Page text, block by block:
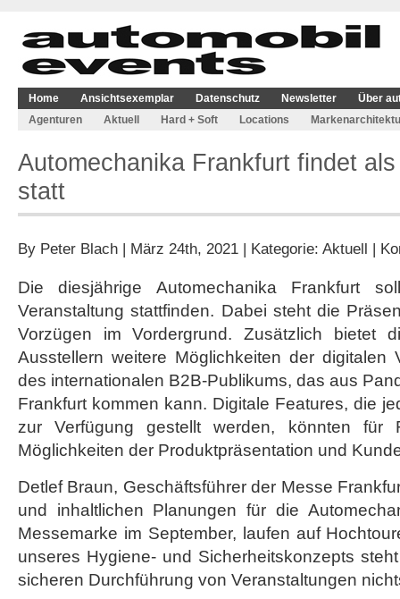
Home Ansichtsexemplar Datenschutz Newsletter
Über
Agenturen
Aktuell Hard + Soft Locations
Automechanika Frankfurt findet
statt
By Peter Blach | März 24th, 2021 | Kategorie: Aktuell |
Die diesjährige Automechanika Frankfurt
Veranstaltung stattfinden. Dabei steht die
Vorzügen im Vordergrund. Zusätzlich bietet
Ausstellern weitere Möglichkeiten der digitalen
des internationalen B2B-Publikums, das aus
Frankfurt kommen kann. Digitale Features, die
zur Verfügung gestellt werden, könnten für
Möglichkeiten der Produktpräsentation und
Detlef Braun, Geschäftsführer der Messe
und inhaltlichen Planungen für die
Messemarke im September, laufen auf
unseres Hygiene- und Sicherheitskonzepts
sicheren Durchführung von Veranstaltungen